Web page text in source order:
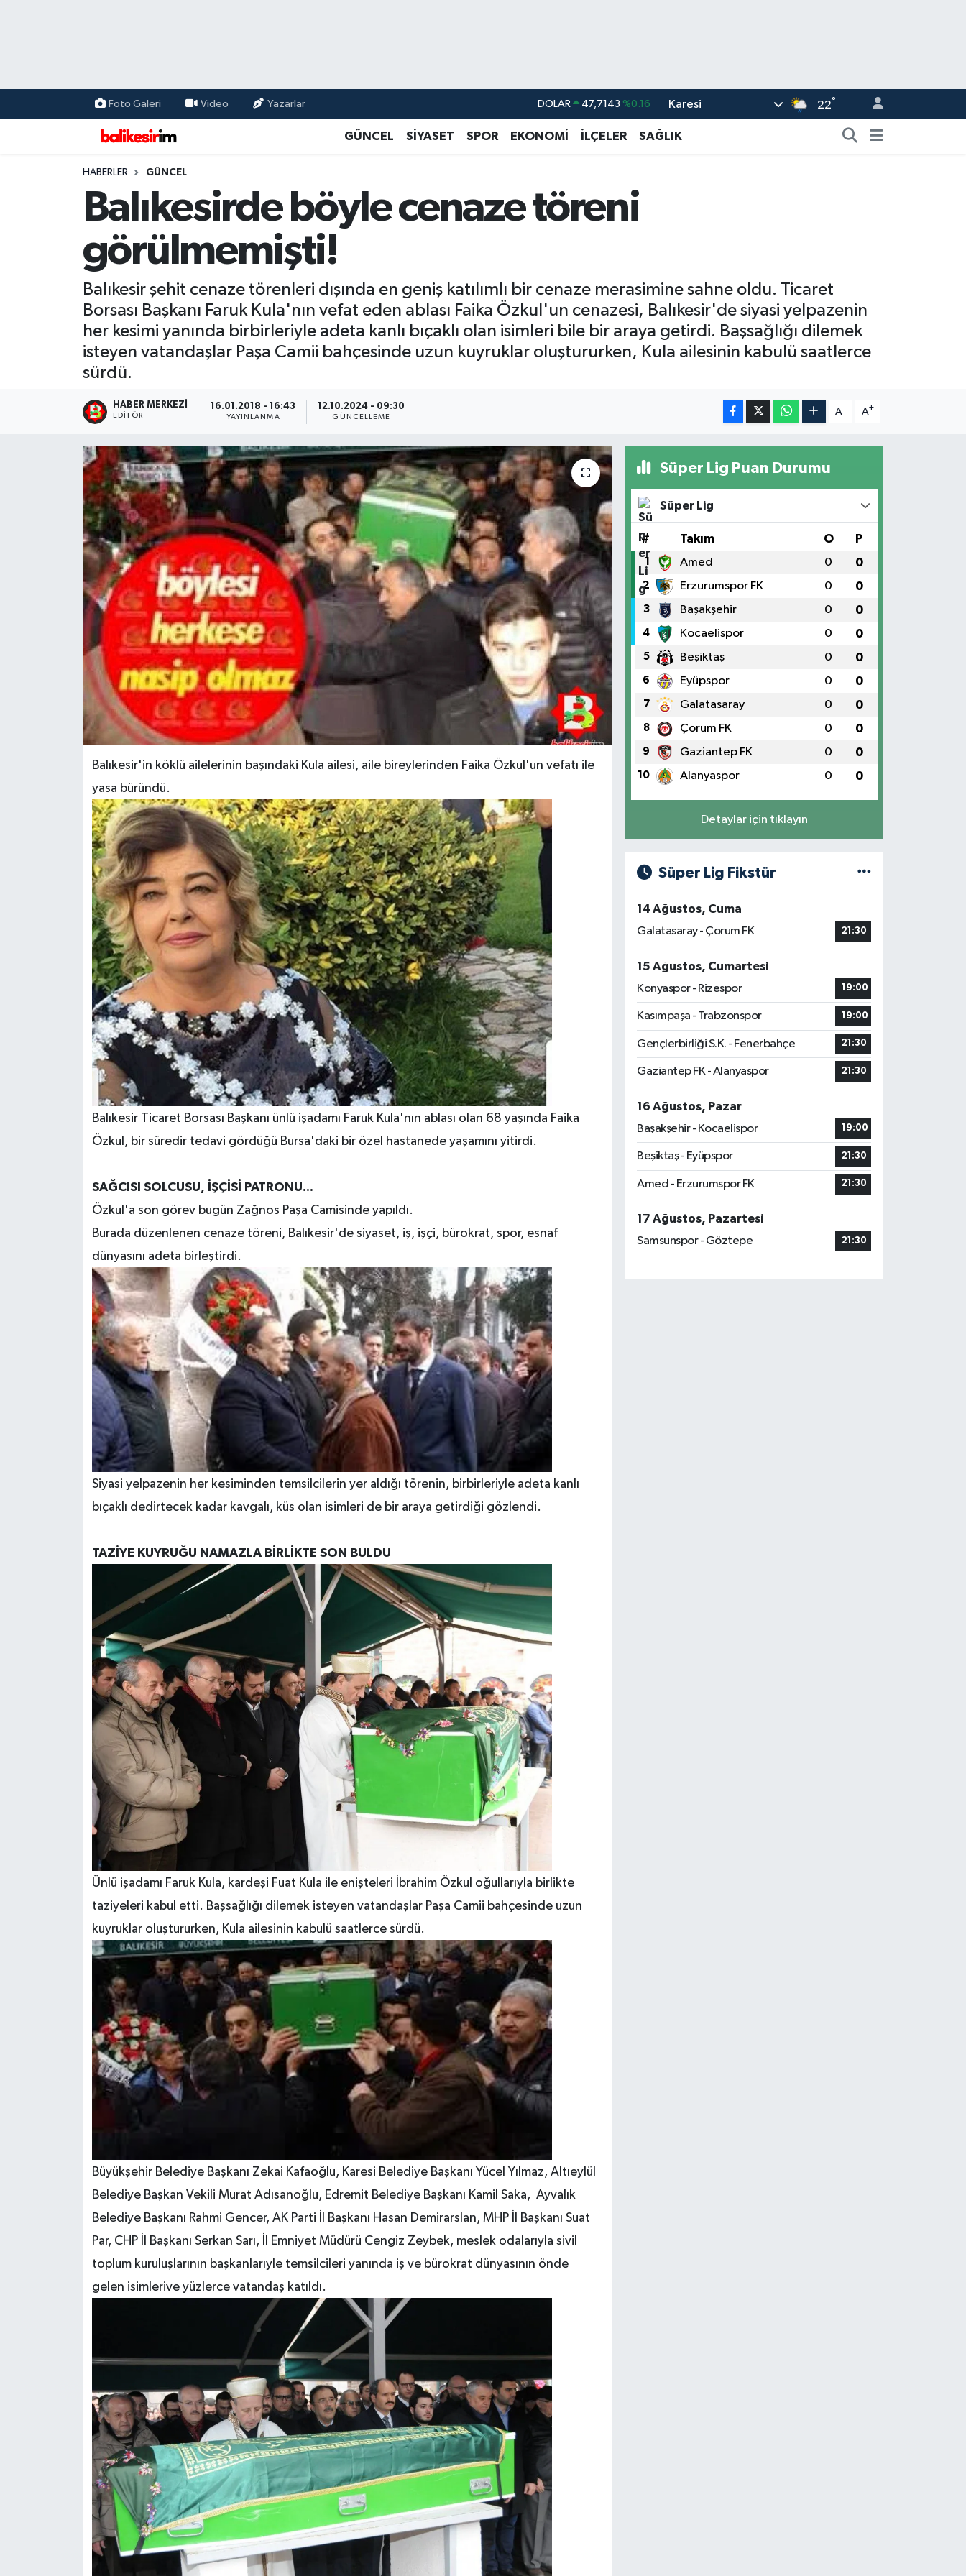
Foto Galeri Video Yazarlar DOLAR 47,7143 %0.16
EURO 55,0317 %-0.02
BİST100 13.799
Karesi 22°
GÜNCEL SİYASET SPOR EKONOMİ İLÇELER SAĞLIK
HABERLER GÜNCEL
Balıkesirde böyle cenaze töreni
görülmemişti!
Balıkesir şehit cenaze törenleri dışında en geniş katılımlı bir cenaze merasimine sahne oldu. Ticaret
Borsası Başkanı Faruk Kula'nın vefat eden ablası Faika Özkul'un cenazesi, Balıkesir'de siyasi yelpazenin
her kesimi yanında birbirleriyle adeta kanlı bıçaklı olan isimleri bile bir araya getirdi. Başsağlığı dilemek
isteyen vatandaşlar Paşa Camii bahçesinde uzun kuyruklar oluştururken, Kula ailesinin kabulü saatlerce
sürdü.
HABER MERKEZI
EDITÖR
16.01.2018 - 16:43
YAYINLANMA
12.10.2024 - 09:30
GÜNCELLEME
A- A+
Balıkesir'in köklü ailelerinin başındaki Kula ailesi, aile bireylerinden Faika Özkul'un vefatı ile
yasa büründü.
Balıkesir Ticaret Borsası Başkanı ünlü işadamı Faruk Kula'nın ablası olan 68 yaşında Faika
Özkul, bir süredir tedavi gördüğü Bursa'daki bir özel hastanede yaşamını yitirdi.
SAĞCISI SOLCUSU, İŞÇİSİ PATRONU...
Özkul'a son görev bugün Zağnos Paşa Camisinde yapıldı.
Burada düzenlenen cenaze töreni, Balıkesir'de siyaset, iş, işçi, bürokrat, spor, esnaf
dünyasını adeta birleştirdi.
Siyasi yelpazenin her kesiminden temsilcilerin yer aldığı törenin, birbirleriyle adeta kanlı
bıçaklı dedirtecek kadar kavgalı, küs olan isimleri de bir araya getirdiği gözlendi.
TAZİYE KUYRUĞU NAMAZLA BİRLİKTE SON BULDU
Ünlü işadamı Faruk Kula, kardeşi Fuat Kula ile enişteleri İbrahim Özkul oğullarıyla birlikte
taziyeleri kabul etti. Başsağlığı dilemek isteyen vatandaşlar Paşa Camii bahçesinde uzun
kuyruklar oluştururken, Kula ailesinin kabulü saatlerce sürdü.
Büyükşehir Belediye Başkanı Zekai Kafaoğlu, Karesi Belediye Başkanı Yücel Yılmaz, Altıeylül
Belediye Başkan Vekili Murat Adısanoğlu, Edremit Belediye Başkanı Kamil Saka, Ayvalık
Belediye Başkanı Rahmi Gencer, AK Parti İl Başkanı Hasan Demirarslan, MHP İl Başkanı Suat
Par, CHP İl Başkanı Serkan Sarı, İl Emniyet Müdürü Cengiz Zeybek, meslek odalarıyla sivil
toplum kuruluşlarının başkanlarıyle temsilcileri yanında iş ve bürokrat dünyasının önde
gelen isimlerive yüzlerce vatandaş katıldı.
Süper Lig Puan Durumu
Süper Lig
# Takım O P
1 Amed 0 0
2 Erzurumspor FK 0 0
3 Başakşehir 0 0
4 Kocaelispor 0 0
5 Beşiktaş 0 0
6 Eyüpspor 0 0
7 Galatasaray 0 0
8 Çorum FK 0 0
9 Gaziantep FK 0 0
10 Alanyaspor 0 0
Detaylar için tıklayın
Süper Lig Fikstür
14 Ağustos, Cuma
Galatasaray - Çorum FK
21:30
15 Ağustos, Cumartesi
Konyaspor - Rizespor
19:00
Kasımpaşa - Trabzonspor 19:00
Gençlerbirliği S.K. - Fenerbahçe 21:30
Gaziantep FK - Alanyaspor 21:30
16 Ağustos, Pazar
Başakşehir - Kocaelispor
19:00
Beşiktaş - Eyüpspor 21:30
Amed - Erzurumspor FK 21:30
17 Ağustos, Pazartesi
Samsunspor - Göztepe
21:30